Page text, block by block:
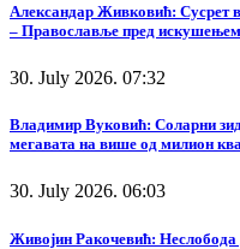
Александар Живковић: Сусрет
– Православље пред искушењем
30. July 2026. 07:32
Владимир Вуковић: Соларни
мегавата на више од милион
30. July 2026. 06:03
Живојин Ракочевић: Неслобода